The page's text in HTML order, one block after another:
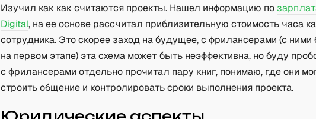
Изучил как как считаются проекты. Нашел информацию по
Digital, на ее основе рассчитал приблизительную стоимость часа
сотрудника. Это скорее заход на будущее, с фрилансерами (с ними
на первом этапе) эта схема может быть неэффективна, но буду
с фрилансерами отдельно прочитал пару книг, понимаю, где они
строить общение и контролировать сроки выполнения проекта.